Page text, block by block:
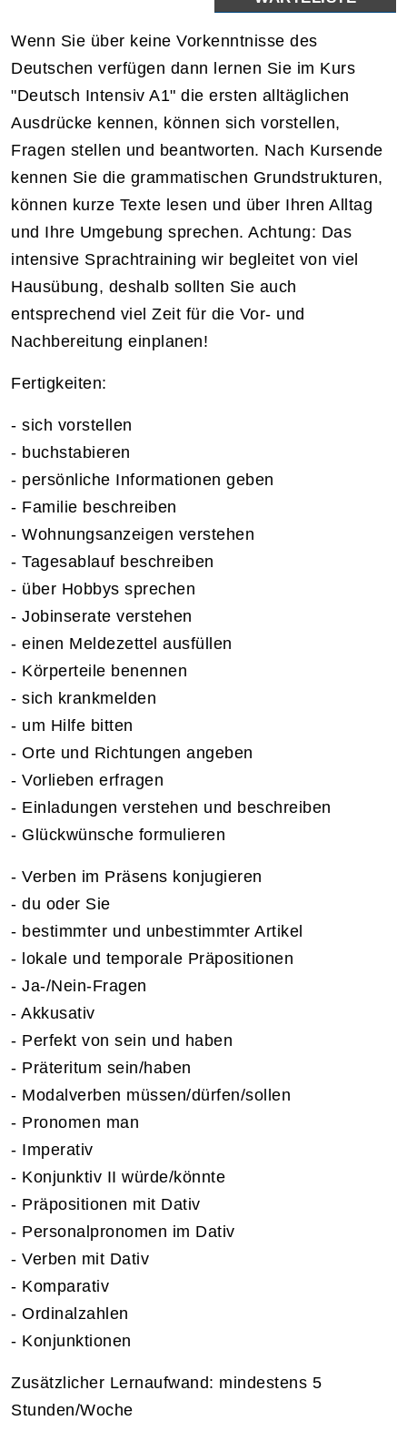
Wenn Sie über keine Vorkenntnisse des
Deutschen verfügen dann lernen Sie im Kurs
"Deutsch Intensiv A1" die ersten alltäglichen
Ausdrücke kennen, können sich vorstellen,
Fragen stellen und beantworten. Nach Kursende
kennen Sie die grammatischen Grundstrukturen,
können kurze Texte lesen und über Ihren Alltag
und Ihre Umgebung sprechen. Achtung: Das
intensive Sprachtraining wir begleitet von viel
Hausübung, deshalb sollten Sie auch
entsprechend viel Zeit für die Vor- und
Nachbereitung einplanen!
Fertigkeiten:
- sich vorstellen
- buchstabieren
- persönliche Informationen geben
- Familie beschreiben
- Wohnungsanzeigen verstehen
- Tagesablauf beschreiben
- über Hobbys sprechen
- Jobinserate verstehen
- einen Meldezettel ausfüllen
- Körperteile benennen
- sich krankmelden
- um Hilfe bitten
- Orte und Richtungen angeben
- Vorlieben erfragen
- Einladungen verstehen und beschreiben
- Glückwünsche formulieren
- Verben im Präsens konjugieren
- du oder Sie
- bestimmter und unbestimmter Artikel
- lokale und temporale Präpositionen
- Ja-/Nein-Fragen
- Akkusativ
- Perfekt von sein und haben
- Präteritum sein/haben
- Modalverben müssen/dürfen/sollen
- Pronomen man
- Imperativ
- Konjunktiv II würde/könnte
- Präpositionen mit Dativ
- Personalpronomen im Dativ
- Verben mit Dativ
- Komparativ
- Ordinalzahlen
- Konjunktionen
Zusätzlicher Lernaufwand: mindestens 5
Stunden/Woche